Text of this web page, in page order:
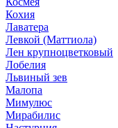
Кохия
Лаватера
Левкой (Маттиола)
Лен крупноцветковый
Лобелия
Львиный зев
Малопа
Мимулюс
Мирабилис